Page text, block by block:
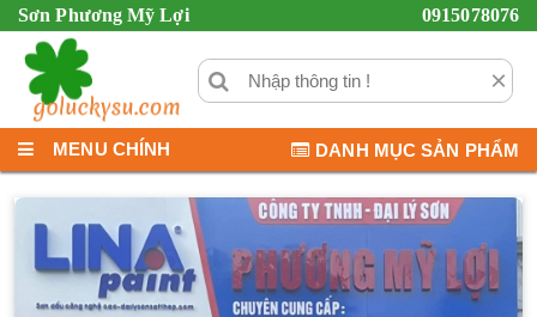
Sơn Phương Mỹ Lợi 0915078076
×
MENU CHÍNH DANH MỤC SẢN PHẨM